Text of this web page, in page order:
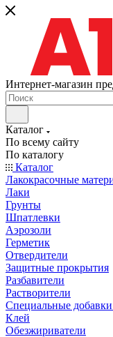
Интернет-магазин
Каталог
По всему сайту
По каталогу
Каталог
Лакокрасочные
Лаки
Грунты
Шпатлевки
Аэрозоли
Герметик
Отвердители
Защитные прокрытия
Разбавители
Растворители
Специальные
Клей
Обезжириватели